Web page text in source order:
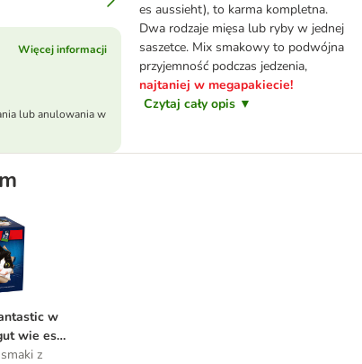
es aussieht), to karma kompletna.
Dwa rodzaje mięsa lub ryby w jednej
saszetce. Mix smakowy to podwójna
przyjemność podczas jedzenia,
najtaniej w megapakiecie!
Czytaj cały opis ▼
Więcej informacji
lub anulowania w
So gut wie es aussieht, 48 x 85 g
w galarecie, So gut wie es aussieht, 48 x 85 g
w
wie es
g z